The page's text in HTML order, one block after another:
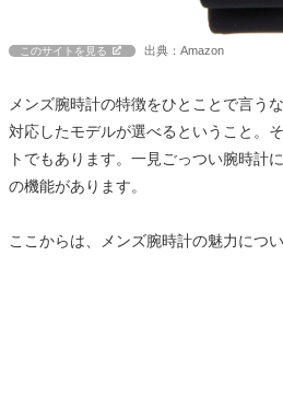
このサイトを見る 出典：Amazon
メンズ腕時計の特徴をひとことで言う
対応したモデルが選べるということ。
トでもあります。一見ごっつい腕時計
の機能があります。
ここからは、メンズ腕時計の魅力につ